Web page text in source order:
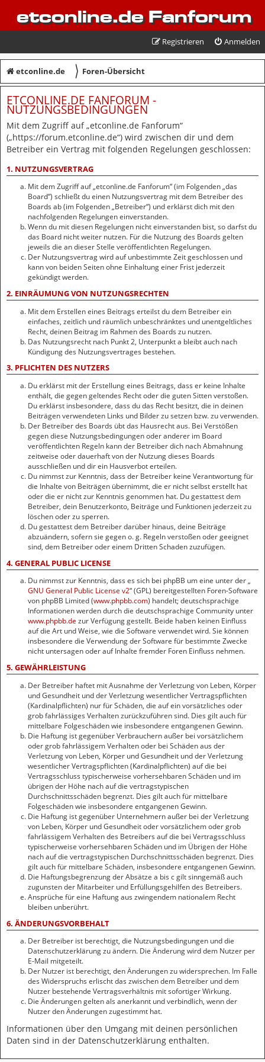
etconline.de Fanforum
Anmelden
Registrieren
etconline.de 〉 Foren-Übersicht
ETCONLINE.DE FANFORUM -
NUTZUNGSBEDINGUNGEN
Mit dem Zugriff auf „etconline.de Fanforum“
(„https://forum.etconline.de“) wird zwischen dir und dem
Betreiber ein Vertrag mit folgenden Regelungen geschlossen:
1. NUTZUNGSVERTRAG
Mit dem Zugriff auf „etconline.de Fanforum“ (im Folgenden „das
Board“) schließt du einen Nutzungsvertrag mit dem Betreiber des
Boards ab (im Folgenden „Betreiber“) und erklärst dich mit den
nachfolgenden Regelungen einverstanden.
Wenn du mit diesen Regelungen nicht einverstanden bist, so darfst du
das Board nicht weiter nutzen. Für die Nutzung des Boards gelten
jeweils die an dieser Stelle veröffentlichten Regelungen.
Der Nutzungsvertrag wird auf unbestimmte Zeit geschlossen und
kann von beiden Seiten ohne Einhaltung einer Frist jederzeit
gekündigt werden.
2. EINRÄUMUNG VON NUTZUNGSRECHTEN
Mit dem Erstellen eines Beitrags erteilst du dem Betreiber ein
einfaches, zeitlich und räumlich unbeschränktes und unentgeltliches
Recht, deinen Beitrag im Rahmen des Boards zu nutzen.
Das Nutzungsrecht nach Punkt 2, Unterpunkt a bleibt auch nach
Kündigung des Nutzungsvertrages bestehen.
3. PFLICHTEN DES NUTZERS
Du erklärst mit der Erstellung eines Beitrags, dass er keine Inhalte
enthält, die gegen geltendes Recht oder die guten Sitten verstoßen.
Du erklärst insbesondere, dass du das Recht besitzt, die in deinen
Beiträgen verwendeten Links und Bilder zu setzen bzw. zu verwenden.
Der Betreiber des Boards übt das Hausrecht aus. Bei Verstößen
gegen diese Nutzungsbedingungen oder anderer im Board
veröffentlichten Regeln kann der Betreiber dich nach Abmahnung
zeitweise oder dauerhaft von der Nutzung dieses Boards
ausschließen und dir ein Hausverbot erteilen.
Du nimmst zur Kenntnis, dass der Betreiber keine Verantwortung für
die Inhalte von Beiträgen übernimmt, die er nicht selbst erstellt hat
oder die er nicht zur Kenntnis genommen hat. Du gestattest dem
Betreiber, dein Benutzerkonto, Beiträge und Funktionen jederzeit zu
löschen oder zu sperren.
Du gestattest dem Betreiber darüber hinaus, deine Beiträge
abzuändern, sofern sie gegen o. g. Regeln verstoßen oder geeignet
sind, dem Betreiber oder einem Dritten Schaden zuzufügen.
4. GENERAL PUBLIC LICENSE
Du nimmst zur Kenntnis, dass es sich bei phpBB um eine unter der „
GNU General Public License v2“ (GPL) bereitgestellten Foren-Software
von phpBB Limited (www.phpbb.com) handelt; deutschsprachige
Informationen werden durch die deutschsprachige Community unter
www.phpbb.de zur Verfügung gestellt. Beide haben keinen Einfluss
auf die Art und Weise, wie die Software verwendet wird. Sie können
insbesondere die Verwendung der Software für bestimmte Zwecke
nicht untersagen oder auf Inhalte fremder Foren Einfluss nehmen.
5. GEWÄHRLEISTUNG
Der Betreiber haftet mit Ausnahme der Verletzung von Leben, Körper
und Gesundheit und der Verletzung wesentlicher Vertragspflichten
(Kardinalpflichten) nur für Schäden, die auf ein vorsätzliches oder
grob fahrlässiges Verhalten zurückzuführen sind. Dies gilt auch für
mittelbare Folgeschäden wie insbesondere entgangenen Gewinn.
Die Haftung ist gegenüber Verbrauchern außer bei vorsätzlichem
oder grob fahrlässigem Verhalten oder bei Schäden aus der
Verletzung von Leben, Körper und Gesundheit und der Verletzung
wesentlicher Vertragspflichten (Kardinalpflichten) auf die bei
Vertragsschluss typischerweise vorhersehbaren Schäden und im
übrigen der Höhe nach auf die vertragstypischen
Durchschnittsschäden begrenzt. Dies gilt auch für mittelbare
Folgeschäden wie insbesondere entgangenen Gewinn.
Die Haftung ist gegenüber Unternehmern außer bei der Verletzung
von Leben, Körper und Gesundheit oder vorsätzlichem oder grob
fahrlässigem Verhalten des Betreibers auf die bei Vertragsschluss
typischerweise vorhersehbaren Schäden und im Übrigen der Höhe
nach auf die vertragstypischen Durchschnittsschäden begrenzt. Dies
gilt auch für mittelbare Schäden, insbesondere entgangenen Gewinn.
Die Haftungsbegrenzung der Absätze a bis c gilt sinngemäß auch
zugunsten der Mitarbeiter und Erfüllungsgehilfen des Betreibers.
Ansprüche für eine Haftung aus zwingendem nationalem Recht
bleiben unberührt.
6. ÄNDERUNGSVORBEHALT
Der Betreiber ist berechtigt, die Nutzungsbedingungen und die
Datenschutzerklärung zu ändern. Die Änderung wird dem Nutzer per
E-Mail mitgeteilt.
Der Nutzer ist berechtigt, den Änderungen zu widersprechen. Im Falle
des Widerspruchs erlischt das zwischen dem Betreiber und dem
Nutzer bestehende Vertragsverhältnis mit sofortiger Wirkung.
Die Änderungen gelten als anerkannt und verbindlich, wenn der
Nutzer den Änderungen zugestimmt hat.
Informationen über den Umgang mit deinen persönlichen
Daten sind in der Datenschutzerklärung enthalten.